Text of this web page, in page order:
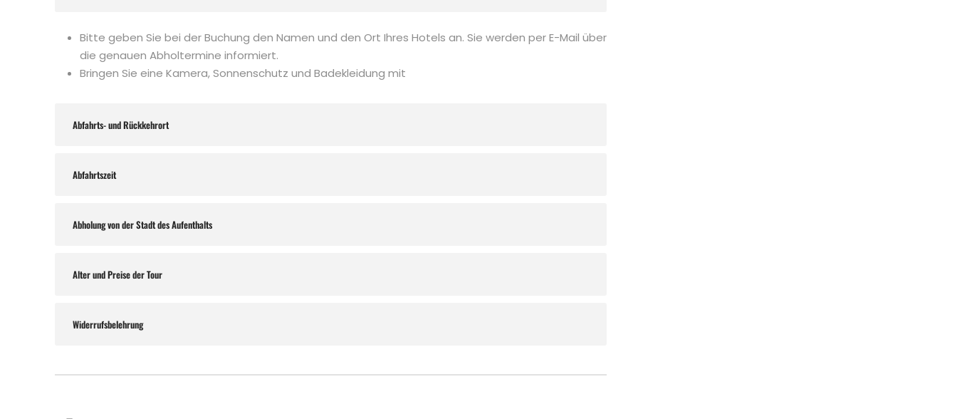
Bitte geben Sie bei der Buchung den Namen und den Ort Ihres Hotels an. Sie werden per E-Mail über
die genauen Abholtermine informiert.
Bringen Sie eine Kamera, Sonnenschutz und Badekleidung mit
Abfahrts- und Rückkehrort
Abfahrtszeit
Abholung von der Stadt des Aufenthalts
Alter und Preise der Tour
Widerrufsbelehrung